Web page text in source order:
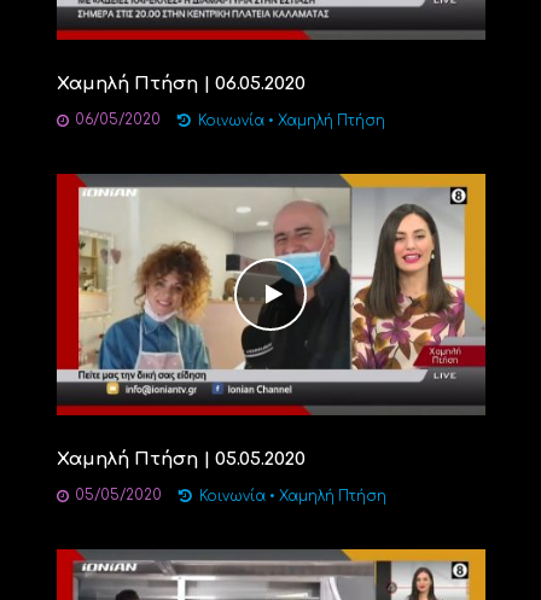
Χαμηλή Πτήση | 06.05.2020
06/05/2020 Κοινωνία • Χαμηλή Πτήση
Χαμηλή Πτήση | 05.05.2020
05/05/2020 Κοινωνία • Χαμηλή Πτήση